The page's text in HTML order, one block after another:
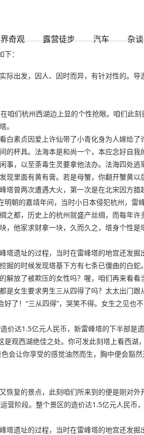
奇观 露营徒步 汽车 杂谈
：
出发，因人、因时而异，有针对性的。
们杭州西湖边上显的个性抢眼。咱们此
。
素贞因爱上许仙带了小青化身为人嫁给
杯具。法海本是和尚一个，本应念好自
，以至荼毒生灵要拿他法办。法海四处
里面有黄有膏。若是母蟹，你翻开蟹黄
曾两次遭遇大火，第一次是在北宋因方
朝的嘉靖年间，当时小日本侵犯杭州，雷
都，历史上的杭州就盛产丝绸，而每年
他家求财拿一块，久而久之，塔身个性
遗址的过程，当时在雷峰塔的地宫还发
的时候发现塔基下方有七条已僵曲的白
放了被欺压的女性吗？喔，咱们再来看
女生要求男生三从四得了吗？太太出门
了！“三从四得”，哭笑不得。女生之见
达1.5亿元人民币，新雷峰塔的下半部是
观西湖绝佳之处。你可发此刻塔上看西湖
让你享受的感觉油然而生，胸中便会豁
复的景点，此刻咱们所来到的便是刚对外
阶段。整个景区的造价达1.5亿元人民币
遗址的过程，当时在雷峰塔的地宫还发